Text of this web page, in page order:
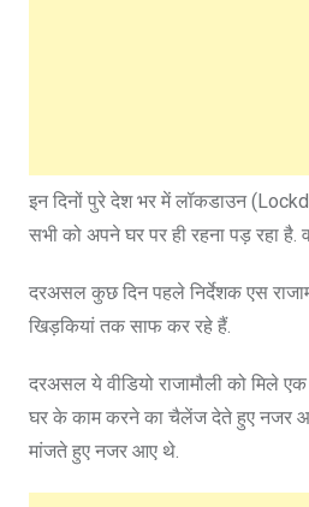
इन दिनों पुरे देश भर में लॉकडाउन
सभी को अपने घर पर ही रहना पड़ रहा है.
दरअसल कुछ दिन पहले निर्देशक एस
खिड़कियां तक साफ कर रहे हैं.
दरअसल ये वीडियो राजामौली को मिले
घर के काम करने का चैलेंज देते हुए नजर आ
मांजते हुए नजर आए थे.